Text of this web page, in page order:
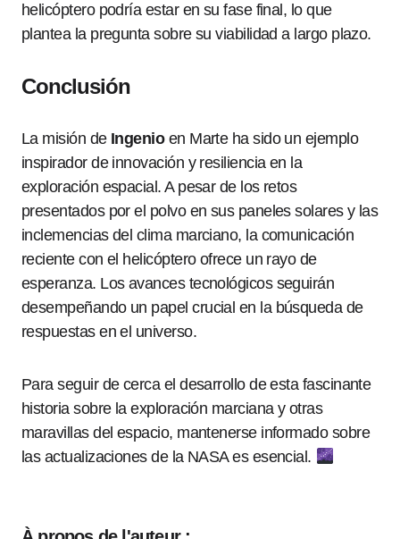
helicóptero podría estar en su fase final, lo que
plantea la pregunta sobre su viabilidad a largo plazo.
Conclusión
La misión de Ingenioen Marte ha sido un ejemplo
inspirador de innovación y resiliencia en la
exploración espacial. A pesar de los retos
presentados por el polvo en sus paneles solares y las
inclemencias del clima marciano, la comunicación
reciente con el helicóptero ofrece un rayo de
esperanza. Los avances tecnológicos seguirán
desempeñando un papel crucial en la búsqueda de
respuestas en el universo.
Para seguir de cerca el desarrollo de esta fascinante
historia sobre la exploración marciana y otras
maravillas del espacio, mantenerse informado sobre
las actualizaciones de la NASA es esencial.